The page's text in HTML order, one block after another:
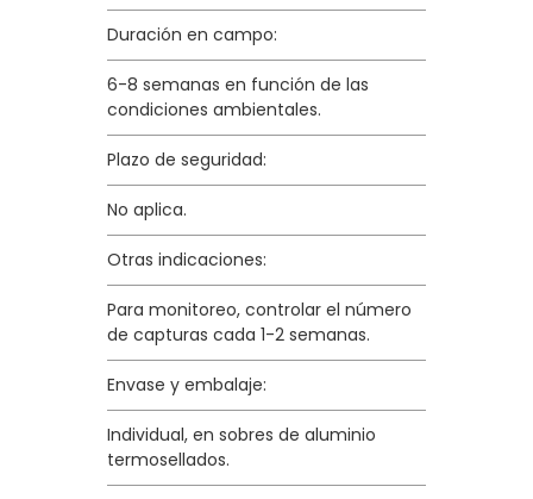
Duración en campo:
6-8 semanas en función de las
condiciones ambientales.
Plazo de seguridad:
No aplica.
Otras indicaciones:
Para monitoreo, controlar el número
de capturas cada 1-2 semanas.
Envase y embalaje:
Individual, en sobres de aluminio
termosellados.